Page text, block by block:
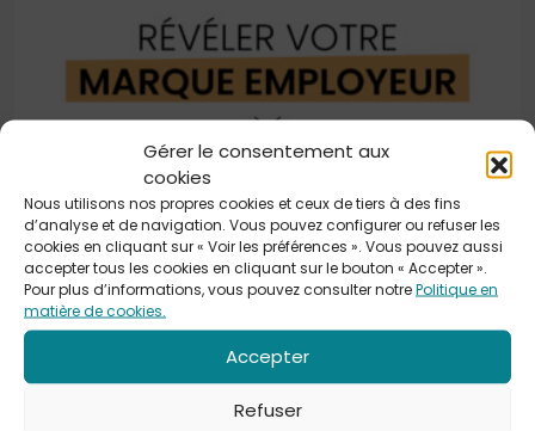
Gérer le consentement aux
cookies
Nous utilisons nos propres cookies et ceux de tiers à des fins
d’analyse et de navigation. Vous pouvez configurer ou refuser les
cookies en cliquant sur « Voir les préférences ». Vous pouvez aussi
accepter tous les cookies en cliquant sur le bouton « Accepter ».
Pour plus d’informations, vous pouvez consulter notrePolitique en
matière de cookies.
Accepter
Refuser